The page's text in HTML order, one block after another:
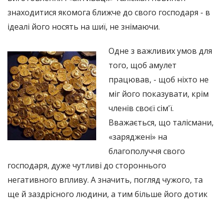
знаходитися якомога ближче до свого господаря - в
ідеалі його носять на шиї, не знімаючи.
Одне з важливих умов для
того, щоб амулет
працював, - щоб ніхто не
міг його показувати, крім
членів своєї сім'ї.
Вважається, що талісмани,
«заряджені» на
благополуччя свого
господаря, дуже чутливі до стороннього
негативного впливу. А значить, погляд чужого, та
ще й заздрісного людини, а тим більше його дотик